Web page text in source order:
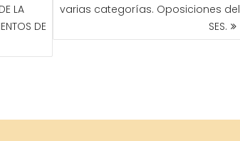
LA
DE
varias categorías. Oposiciones del
SES.